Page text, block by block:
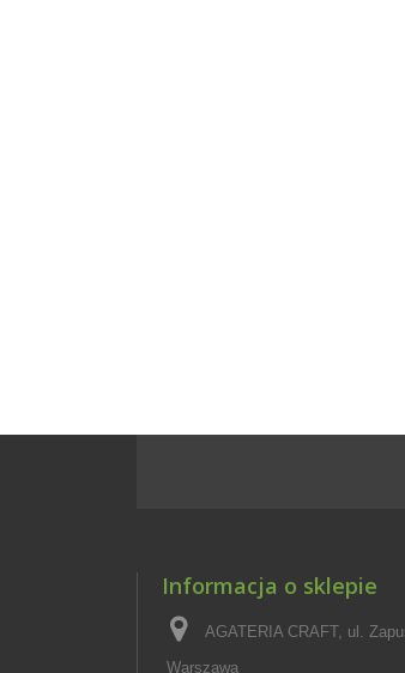
Informacja o sklepie
AGATERIA CRAFT, ul.
Warszawa